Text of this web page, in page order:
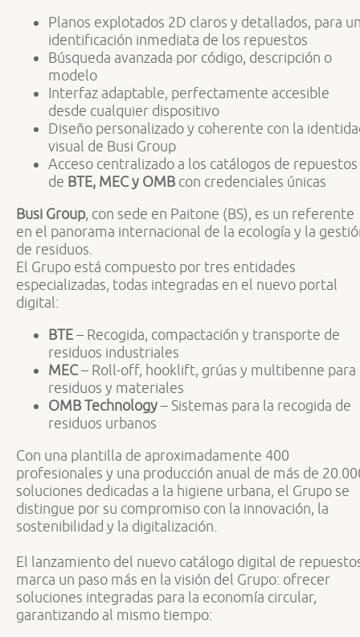
Planos explotados 2D claros y detallados, para
identificación inmediata de los repuestos
Búsqueda avanzada por código, descripción o
modelo
Interfaz adaptable, perfectamente accesible
desde cualquier dispositivo
Diseño personalizado y coherente con la
visual de Busi Group
Acceso centralizado a los catálogos de repuestos
de BTE, MEC y OMB con credenciales únicas
Busi Group, con sede en Paitone (BS), es un referente
en el panorama internacional de la ecología y la
de residuos.
El Grupo está compuesto por tres entidades
especializadas, todas integradas en el nuevo portal
digital:
BTE– Recogida, compactación y transporte de
residuos industriales
MEC– Roll-off, hooklift, grúas y multibenne para
residuos y materiales
OMB Technology– Sistemas para la recogida de
residuos urbanos
Con una plantilla de aproximadamente 400
profesionales y una producción anual de más de
soluciones dedicadas a la higiene urbana, el Grupo se
distingue por su compromiso con la innovación, la
sostenibilidad y la digitalización.
El lanzamiento del nuevo catálogo digital de
marca un paso más en la visión del Grupo: ofrecer
soluciones integradas para la economía circular,
garantizando al mismo tiempo: